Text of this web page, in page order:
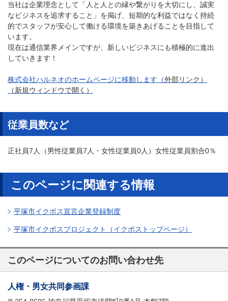
当社は企業理念として「人と人との縁や繋がりを大切にし、誠実
なビジネスを追求すること」を掲げ、短期的な利益ではなく持続
的でスタッフが安心して働ける環境を築きあげることを目指して
います。
現在は通信業界メインですが、新しいビジネスにも積極的に進出
していきます！
株式会社ハルネオのホームページに移動します（外部リンク）
（新規ウィンドウで開く）
従業員数など
正社員7人（男性従業員7人・女性従業員0人）女性従業員割合0％
このページに関連する情報
平塚市イクボス宣言企業登録制度
平塚市イクボスプロジェクト（イクボストップページ）
このページについてのお問い合わせ先
人権・男女共同参画課